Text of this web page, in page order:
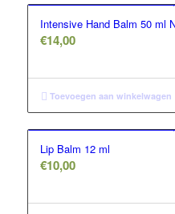
Intensive Hand Balm 50 ml
€14,00
Toevoegen aan winkelwagen
Lip Balm 12 ml
€10,00